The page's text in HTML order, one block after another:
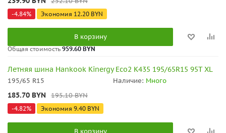
-4.84% Экономия 12.20 BYN
В корзину
Общая стоимость 959.60 BYN
Летняя шина Hankook Kinergy Eco2 K435 195/65R15 95T XL
195/65 R15 Наличие: Много
185.70 BYN 195.10BYN
-4.82% Экономия 9.40 BYN
В корзину